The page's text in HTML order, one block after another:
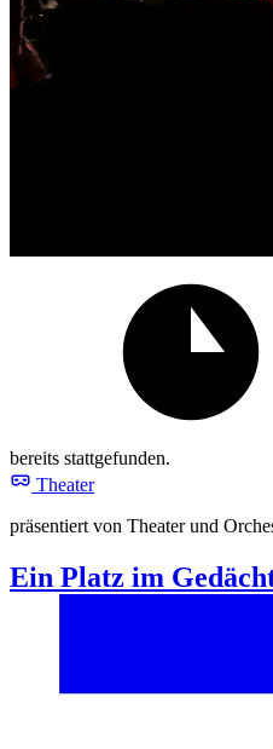
bereits stattgefunden.
Theater
präsentiert von Theater und
Ein Platz im